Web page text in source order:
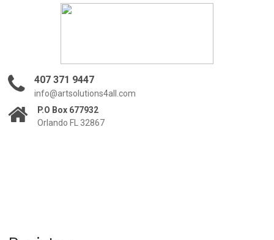
407 371 9447
info@artsolutions4all.com
P.O Box 677932
Orlando FL 32867